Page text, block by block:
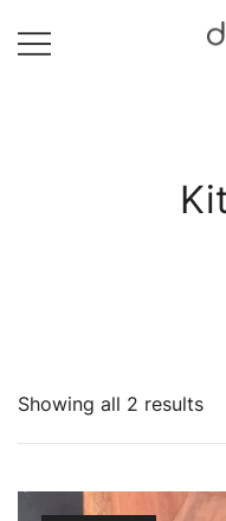
para
Showing all 2 results